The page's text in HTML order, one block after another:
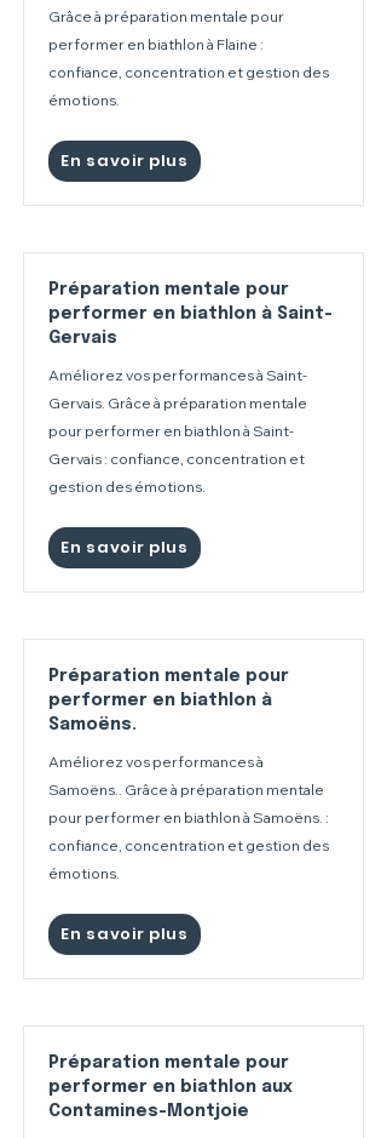
Grâce à préparation mentale pour
performer en biathlon à Flaine :
confiance, concentration et gestion des
émotions.
En savoir plus
Préparation mentale pour
performer en biathlon à Saint-
Gervais
Améliorez vos performances à Saint-
Gervais. Grâce à préparation mentale
pour performer en biathlon à Saint-
Gervais : confiance, concentration et
gestion des émotions.
En savoir plus
Préparation mentale pour
performer en biathlon à
Samoëns.
Améliorez vos performances à
Samoëns.. Grâce à préparation mentale
pour performer en biathlon à Samoëns. :
confiance, concentration et gestion des
émotions.
En savoir plus
Préparation mentale pour
performer en biathlon aux
Contamines-Montjoie